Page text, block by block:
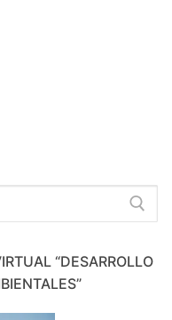
“DESARROLLO